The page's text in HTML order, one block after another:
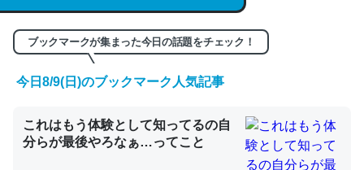
─GPTの仕組みと限界についての考察（１） - conceptualization
くらい。小説でいう「ずっと前の伏線」は回収されないけ
ど、短期記憶というには多い分量。進化すればするほど分
ブックマークが集まった今日の話題をチェック！
今日8/9(日)のブックマーク人気記事
これはもう体験として知ってるの自
分らが最後やろなぁ…ってこと